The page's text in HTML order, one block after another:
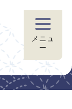
メニュ
ー